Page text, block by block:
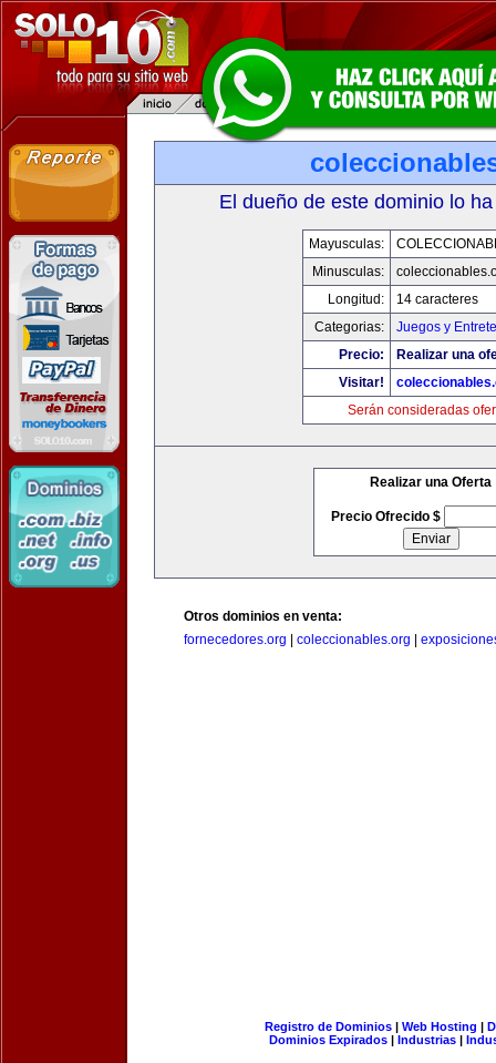
El dueño de este dominio lo
Mayusculas:
Minusculas:
Longitud:
14 caracteres
Categorias:
Juegos y
Precio:
Realizar una
Visitar!
Serán consideradas
Realizar una Oferta
Precio Ofrecido $
Otros dominios en venta:
fornecedores.org
coleccionables.org
Registro de Dominios| Web Hosting |
Dominios Expirados | Industrias |